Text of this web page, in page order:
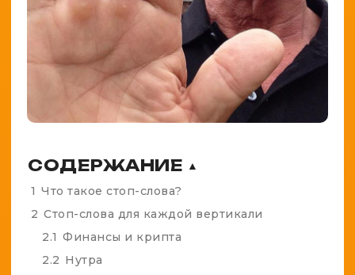
СОДЕРЖАНИЕ ▲
1 Что такое стоп-слова?
2 Стоп-слова для каждой вертикали
2.1 Финансы и крипта
2.2 Нутра